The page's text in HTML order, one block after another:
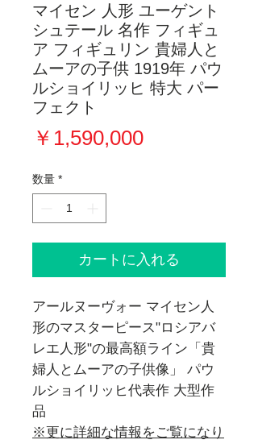
マイセン 人形 ユーゲント
シュテール 名作 フィギュ
ア フィギュリン 貴婦人と
ムーアの子供 1919年 パウ
ルショイリッヒ 特大 パー
フェクト
￥1,590,000価
数量 *
カートに入れる
アールヌーヴォー マイセン人
形のマスターピース"ロシアバ
レエ人形"の最高額ライン「貴
婦人とムーアの子供像」 パウ
ルショイリッヒ代表作 大型作
品
※更に詳細な情報をご覧になり